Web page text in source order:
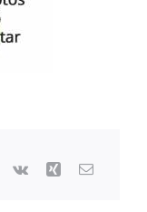
Pinterest
Vk Xing Email: